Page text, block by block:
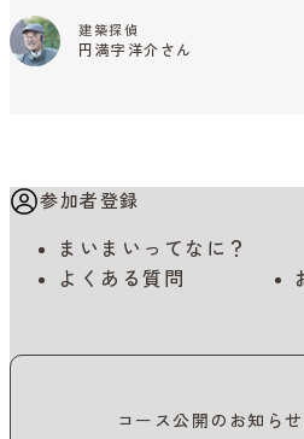
建築探偵
円満字洋介さん
参加者登録
まいまいってなに？
よくある質問
コース公開のお知ら